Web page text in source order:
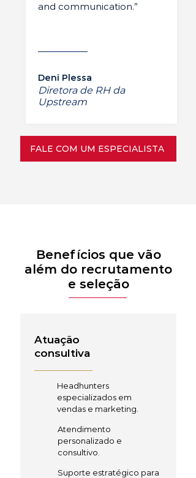
and communication.”
Deni Plessa
Diretora de RH da
Upstream
FALE COM UM ESPECIALISTA
Benefícios que vão
além do recrutamento
e seleção
Atuação
consultiva
Headhunters
especializados em
vendas e marketing.
Atendimento
personalizado e
consultivo.
Suporte estratégico para